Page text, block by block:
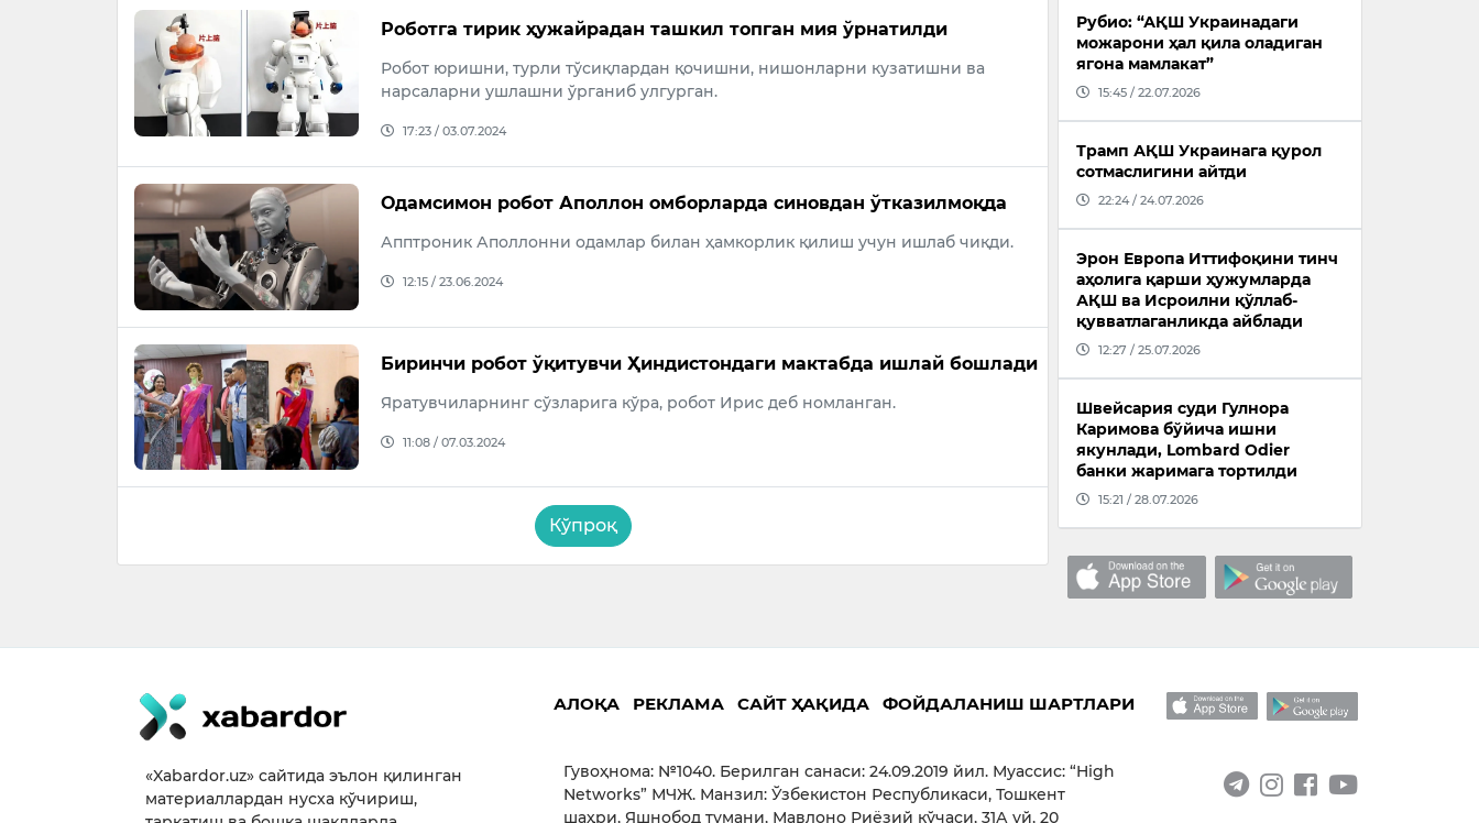
Роботга тирик ҳужайрадан ташкил топган мия ўрнатилди
Робот юришни, турли тўсиқлардан қочишни, нишонларни кузатишни ва
нарсаларни ушлашни ўрганиб улгурган.
17:23 / 03.07.2024
Одамсимон робот Аполлон омборларда синовдан ўтказилмоқда
Апптроник Аполлонни одамлар билан ҳамкорлик қилиш учун ишлаб чиқди.
12:15 / 23.06.2024
Биринчи робот ўқитувчи Ҳиндистондаги мактабда ишлай бошлади
Яратувчиларнинг сўзларига кўра, робот Ирис деб номланган.
11:08 / 07.03.2024
Кўпроқ
Рубио: “АҚШ Украинадаги
можарони ҳал қила оладиган
ягона мамлакат”
15:45 / 22.07.2026
Трамп АҚШ Украинага қурол
сотмаслигини айтди
22:24 / 24.07.2026
Эрон Европа Иттифоқини тинч
аҳолига қарши ҳужумларда
АҚШ ва Исроилни қўллаб-
қувватлаганликда айблади
12:27 / 25.07.2026
Швейсария суди Гулнора
Каримова бўйича ишни
якунлади, Lombard Odier
банки жаримага тортилди
15:21 / 28.07.2026
«Xabardor.uz» сайтида эълон қилинган
материаллардан нусха кўчириш,
АЛОҚА РЕКЛАМА САЙТ ҲАҚИДА ФОЙДАЛАНИШ ШАРТЛАРИ
Гувоҳнома: №1040. Берилган санаси: 24.09.2019 йил. Муассис: “High
Networks” МЧЖ. Манзил: Ўзбекистон Республикаси, Тошкент
шаҳри, Яшнобод тумани, Мавлоно Риёзий кўчаси, 31А уй, 20